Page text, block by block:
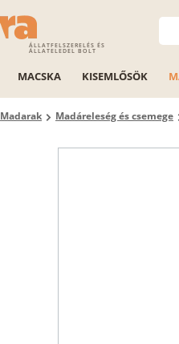
ÁLLATFELSZERELÉS ÉS
ÁLLATELEDEL BOLT
MACSKA KISEMLŐSÖK
Madarak Madáreleség és csemege